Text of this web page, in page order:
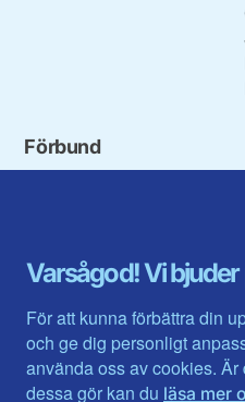
Varsågod! Vi
För att kunna förbättra din
och ge dig personligt
använda oss av cookies.
dessa gör kan du läsa mer
Förbund
Gävleborg
Halland
Jämtlands län
Jönköpings län
Kalmar län
Kronobergs län